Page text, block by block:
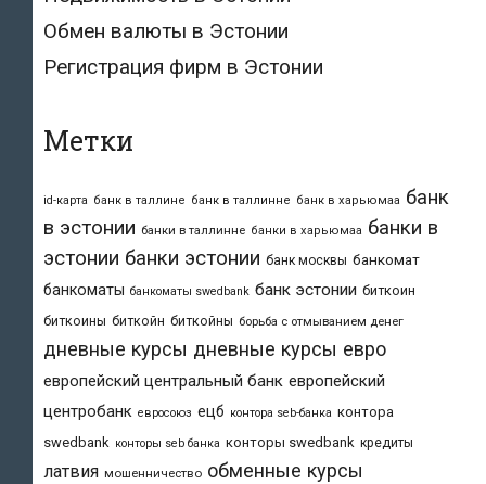
Обмен валюты в Эстонии
Регистрация фирм в Эстонии
Метки
id-карта банк в таллине банк в таллинне банк в харьюмаа банк
в эстонии банки в таллинне банки в харьюмаа банки в
эстонии банки эстонии банк москвы банкомат
банкоматы банкоматы swedbank банк эстонии биткоин
биткоины биткойн биткойны борьба с отмыванием денег
дневные курсы дневные курсы евро
европейский центральный банк европейский
центробанк евросоюз ецб контора seb-банка контора
swedbank конторы seb банка конторы swedbank кредиты
латвия мошенничество обменные курсы